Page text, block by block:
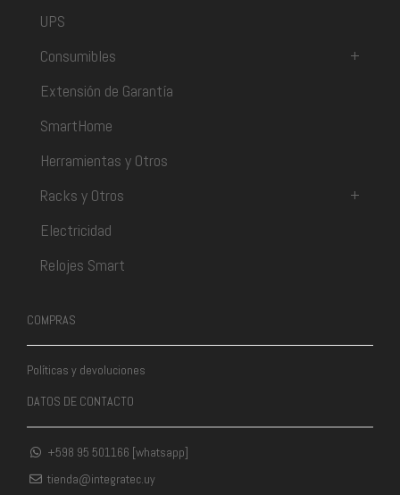
UPS
Consumibles
+
Extensión de Garantía
SmartHome
Herramientas y Otros
Racks y Otros
+
Electricidad
Relojes Smart
COMPRAS
Políticas y devoluciones
DATOS DE CONTACTO
+598 95 501166 [whatsapp]
tienda@integratec.uy